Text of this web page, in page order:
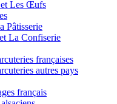
et Les Œufs
Pâtisserie
La Confiserie
françaises
autres pays
français